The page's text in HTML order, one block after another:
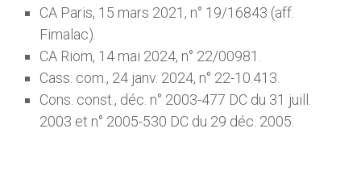
CA Paris, 15 mars 2021, n° 19/16843 (aff.
Fimalac).
CA Riom, 14 mai 2024, n° 22/00981.
Cass. com., 24 janv. 2024, n° 22-10.413.
Cons. const., déc. n° 2003-477 DC du 31 juill.
2003 et n° 2005-530 DC du 29 déc. 2005.